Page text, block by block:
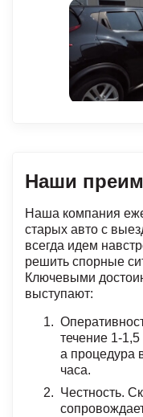
Наши
Наша компания
старых авто с
всегда идем
решить спорные
Ключевыми
выступают:
течение 1-
а процедура
часа.
Честность.